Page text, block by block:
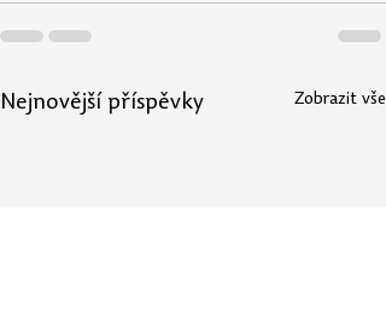
Nejnovější příspěvky Zobrazit vše